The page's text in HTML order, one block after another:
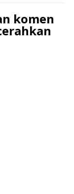
komen